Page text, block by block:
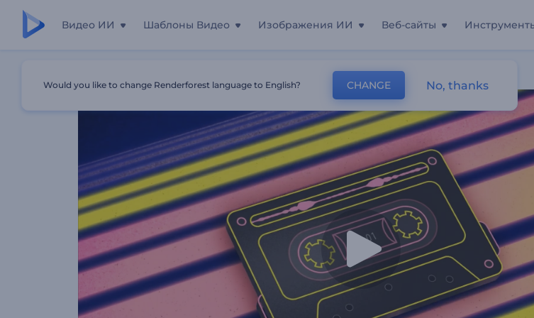
Видео ИИ Шаблоны Видео Изображения ИИ Веб-сайты
Ретро Кассетный Музыкальный Визуализатор
Would you like to change Renderforest language to English? CHANGE No, thanks